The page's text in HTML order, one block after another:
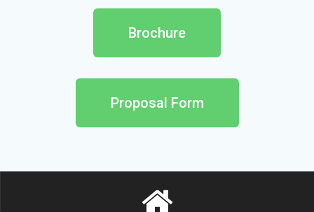
Brochure
Proposal Form